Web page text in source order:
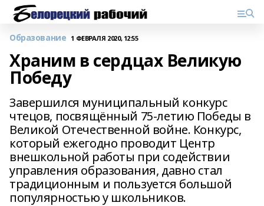
Образование 1 ФЕВРАЛЯ 2020, 12:55
Храним в сердцах Великую
Победу
Завершился муниципальный конкурс
чтецов, посвящённый 75-летию Победы в
Великой Отечественной войне. Конкурс,
который ежегодно проводит Центр
внешкольной работы при содействии
управления образования, давно стал
традиционным и пользуется большой
популярностью у школьников.